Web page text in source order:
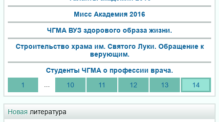
Мисс Академия 2016
ЧГМА ВУЗ здорового образа жизни.
Строительство храма им. Святого Луки. Обращение к
верующим.
Студенты ЧГМА о профессии врача.
1
10 11 12 13 14
Новая литература